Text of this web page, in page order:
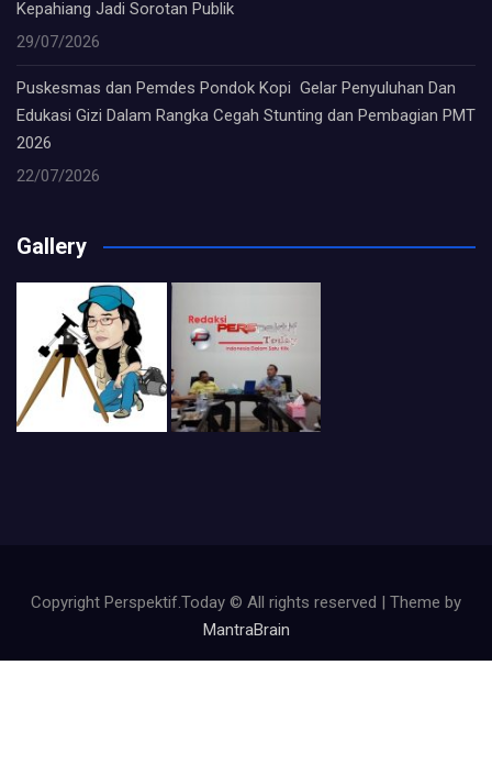
Kepahiang Jadi Sorotan Publik
29/07/2026
Puskesmas dan Pemdes Pondok Kopi Gelar Penyuluhan Dan
Edukasi Gizi Dalam Rangka Cegah Stunting dan Pembagian PMT
2026
22/07/2026
Gallery
Copyright Perspektif.Today © All rights reserved | Theme by
MantraBrain